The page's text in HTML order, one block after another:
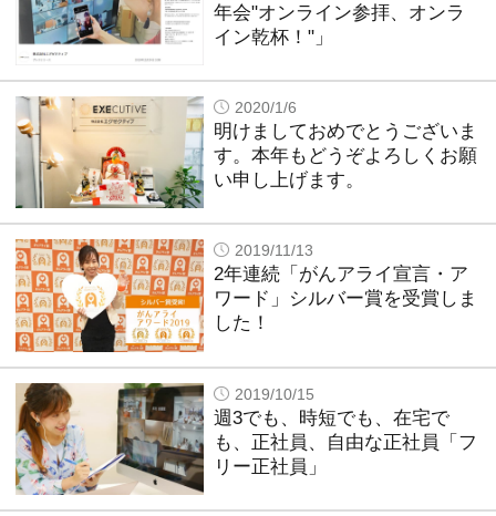
年会"オンライン参拝、オンラ
イン乾杯！"」
2020/1/6
明けましておめでとうございま
す。本年もどうぞよろしくお願
い申し上げます。
2019/11/13
2年連続「がんアライ宣言・ア
ワード」シルバー賞を受賞しま
した！
2019/10/15
週3でも、時短でも、在宅で
も、正社員、自由な正社員「フ
リー正社員」